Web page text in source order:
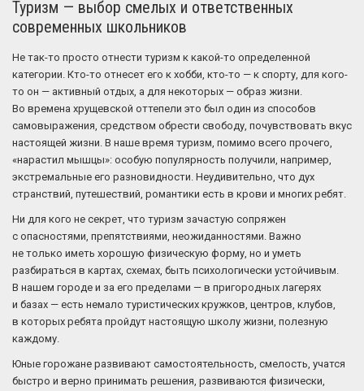
Туризм — выбор смелых и ответственных
современных школьников
Не так-то просто отнести туризм к какой-то определенной
категории. Кто-то отнесет его к хобби, кто-то — к спорту, для кого-
то он — активный отдых, а для некоторых — образ жизни.
Во времена хрущевской оттепели это был один из способов
самовыражения, средством обрести свободу, почувствовать вкус
настоящей жизни. В наше время туризм, помимо всего прочего,
«нарастил мышцы»: особую популярность получили, например,
экстремальные его разновидности. Неудивительно, что дух
странствий, путешествий, романтики есть в крови и многих ребят.
Ни для кого не секрет, что туризм зачастую сопряжен
с опасностями, препятствиями, неожиданностями. Важно
не только иметь хорошую физическую форму, но и уметь
разбираться в картах, схемах, быть психологически устойчивым.
В нашем городе и за его пределами — в пригородных лагерях
и базах — есть немало туристических кружков, центров, клубов,
в которых ребята пройдут настоящую школу жизни, полезную
каждому.
Юные горожане развивают самостоятельность, смелость, учатся
быстро и верно принимать решения, развиваются физически,